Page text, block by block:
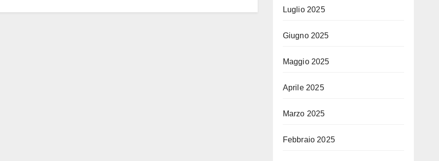
Luglio 2025
Giugno 2025
Maggio 2025
Aprile 2025
Marzo 2025
Febbraio 2025